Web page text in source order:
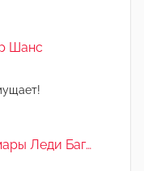
Шанс
Леди Баг…